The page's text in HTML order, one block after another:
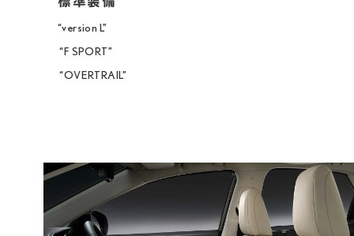
“version L”
“F SPORT”
“OVERTRAIL”